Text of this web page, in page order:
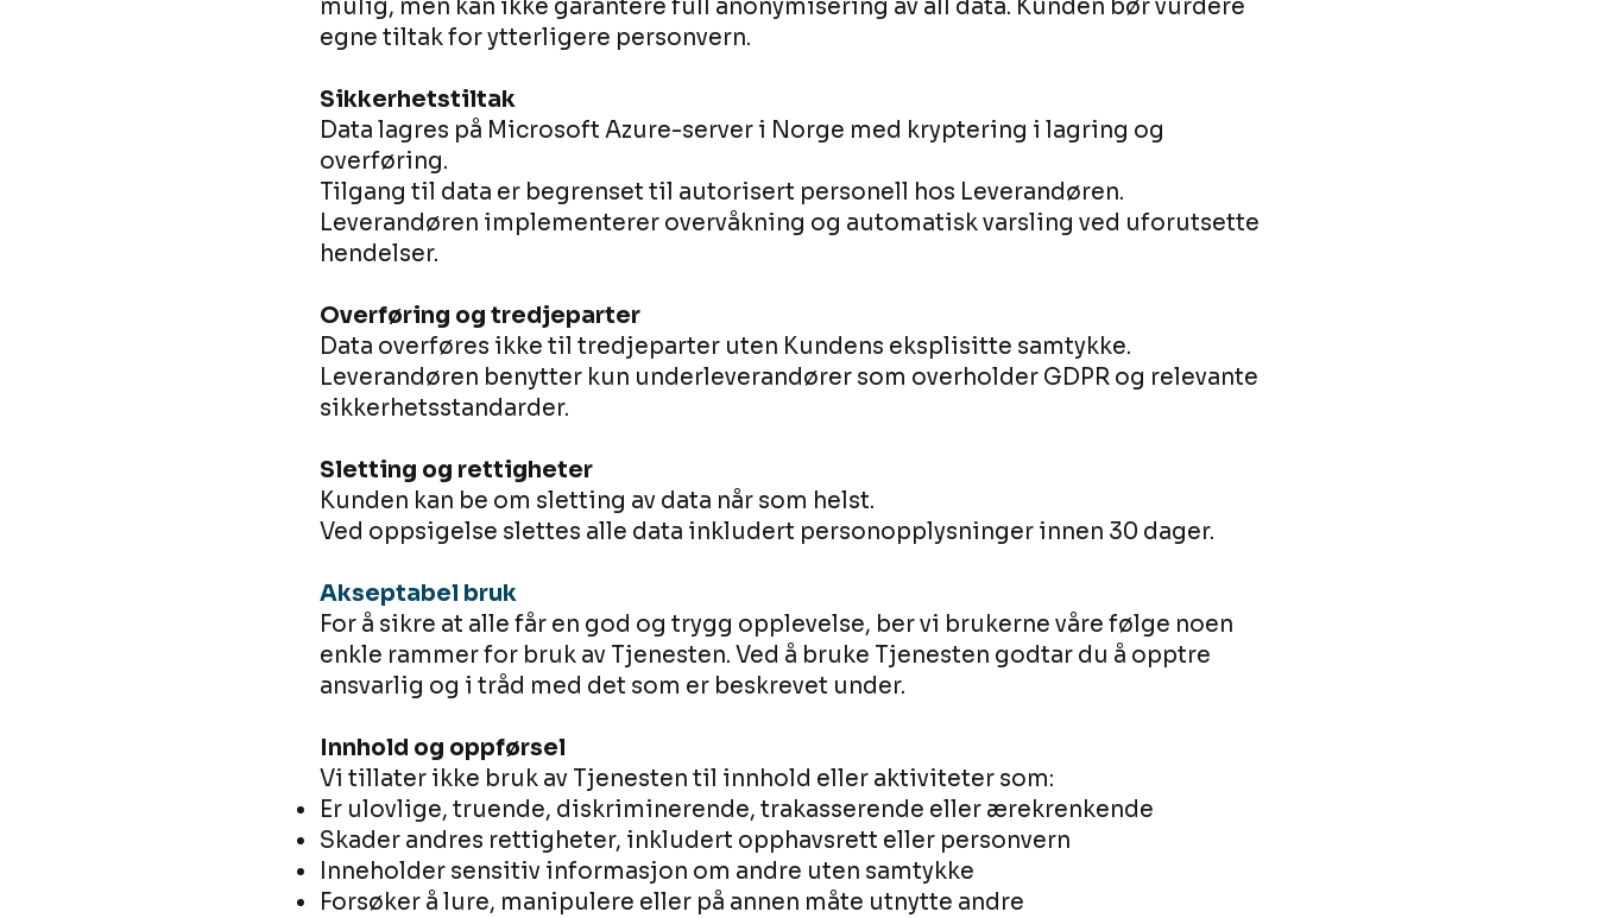
mulig, men kan ikke garantere full anonymisering av all data. Kunden bør vurdere
egne tiltak for ytterligere personvern.
Sikkerhetstiltak
Data lagres på Microsoft Azure-server i Norge med kryptering i lagring og
overføring.
Tilgang til data er begrenset til autorisert personell hos Leverandøren.
Leverandøren implementerer overvåkning og automatisk varsling ved uforutsette
hendelser.
Overføring og tredjeparter
Data overføres ikke til tredjeparter uten Kundens eksplisitte samtykke.
Leverandøren benytter kun underleverandører som overholder GDPR og relevante
sikkerhetsstandarder.
Sletting og rettigheter
Kunden kan be om sletting av data når som helst.
Ved oppsigelse slettes alle data inkludert personopplysninger innen 30 dager.
Akseptabel bruk
For å sikre at alle får en god og trygg opplevelse, ber vi brukerne våre følge noen
enkle rammer for bruk av Tjenesten. Ved å bruke Tjenesten godtar du å opptre
ansvarlig og i tråd med det som er beskrevet under.
Innhold og oppførsel
Vi tillater ikke bruk av Tjenesten til innhold eller aktiviteter som:
Er ulovlige, truende, diskriminerende, trakasserende eller ærekrenkende
Skader andres rettigheter, inkludert opphavsrett eller personvern
Inneholder sensitiv informasjon om andre uten samtykke
Forsøker å lure, manipulere eller på annen måte utnytte andre